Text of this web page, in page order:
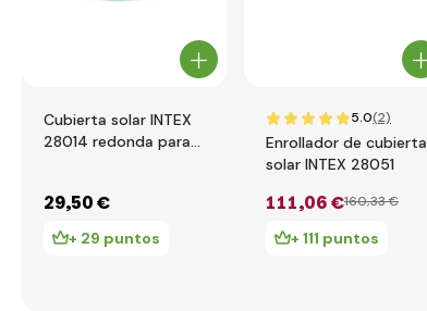
Cubierta solar INTEX
28014 redonda para
29,50 €
+ 29 puntos
5.0(2)
Enrollador de cubierta
solar INTEX 28051
111,06 €160,33 €
+ 111 puntos